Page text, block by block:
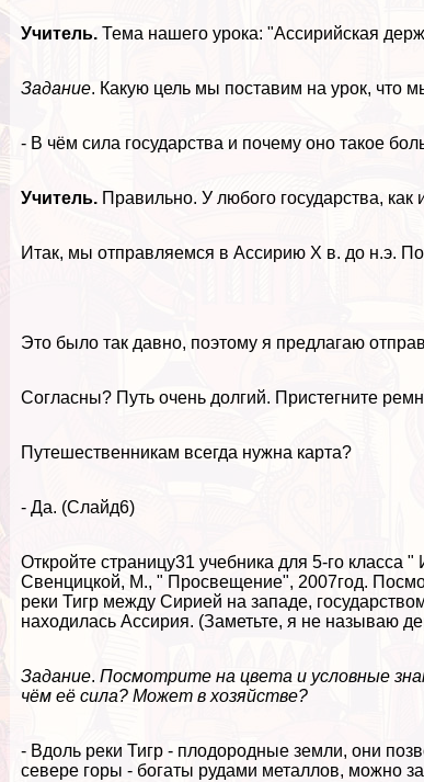
Учитель. Тема нашего урока: "Ассирийская
Задание. Какую цель мы поставим на урок, что
- В чём сила государства и почему оно такое
Учитель. Правильно. У любого государства, как
Итак, мы отправляемся в Ассирию X в. до н.э.
Это было так давно, поэтому я предлагаю
Согласны? Путь очень долгий. Пристегните
Путешественникам всегда нужна карта?
- Да. (Слайд6)
Откройте страницу31 учебника для 5-го
Свенцицкой, М., " Просвещение", 2007год.
реки Тигр между Сирией на западе,
находилась Ассирия. (Заметьте, я не называю
Задание.Посмотрите на цвета и условные
чём её сила? Может в хозяйстве?
- Вдоль реки Тигр - плодородные земли, они
севере горы - богаты рудами металлов, можно